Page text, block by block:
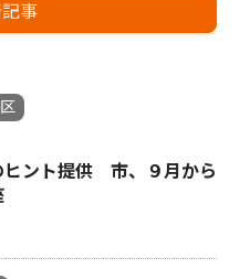
事
ヒント提供 市、９月から